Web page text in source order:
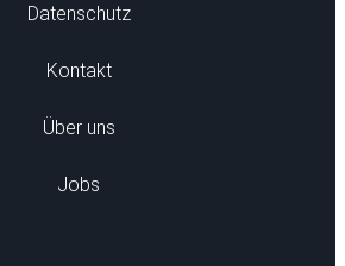
Datenschutz
Kontakt
Über uns
Jobs